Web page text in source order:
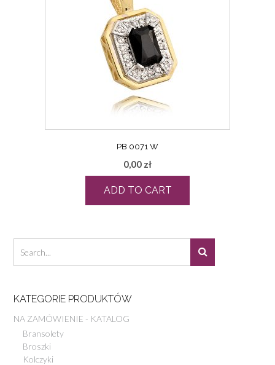
PB 0071 W
0,00 zł
ADD TO CART
KATEGORIE PRODUKTÓW
NA ZAMÓWIENIE - KATALOG
Bransolety
Broszki
Kolczyki